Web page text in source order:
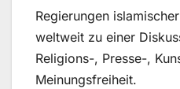
Regierungen
weltweit zu einer
Religions-, Presse-,
Meinungsfreiheit.